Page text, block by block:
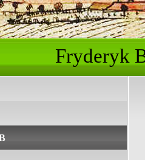
Fryderyk